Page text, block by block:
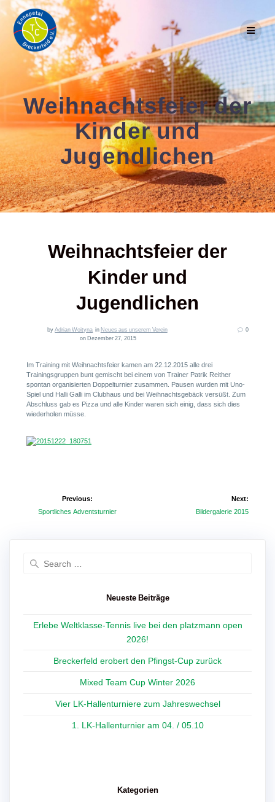
Weihnachtsfeier der
Kinder und
Jugendlichen
Weihnachtsfeier der
Kinder und
Jugendlichen
byAdrian Woityna inNeues aus unserem Verein
on Dezember 27, 2015
0
Im Training mit Weihnachtsfeier kamen am 22.12.2015 alle drei
Trainingsgruppen bunt gemischt bei einem von Trainer Patrik Reither
spontan organisierten Doppelturnier zusammen. Pausen wurden mit Uno-
Spiel und Halli Galli im Clubhaus und bei Weihnachtsgebäck versüßt. Zum
Abschluss gab es Pizza und alle Kinder waren sich einig, dass sich dies
wiederholen müsse.
Beitragsnavigation
Previous:
Previous
Sportliches Adventsturnier
Next:
Next
Bildergalerie 2015
Neueste Beiträge
Erlebe Weltklasse-Tennis live bei den platzmann open
2026!
Breckerfeld erobert den Pfingst-Cup zurück
Mixed Team Cup Winter 2026
Vier LK-Hallenturniere zum Jahreswechsel
1. LK-Hallenturnier am 04. / 05.10
Kategorien